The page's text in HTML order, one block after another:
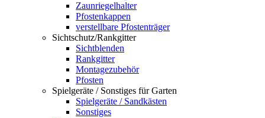
Zaunriegelhalter
Pfostenkappen
verstellbare Pfostenträger
Sichtschutz/Rankgitter
Sichtblenden
Rankgitter
Montagezubehör
Pfosten
Spielgeräte / Sonstiges für Garten
Spielgeräte / Sandkästen
Sonstiges